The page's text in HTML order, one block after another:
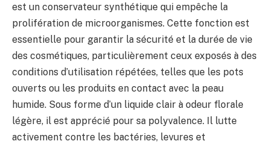
est un conservateur synthétique qui empêche la
prolifération de microorganismes. Cette fonction est
essentielle pour garantir la sécurité et la durée de vie
des cosmétiques, particulièrement ceux exposés à des
conditions d’utilisation répétées, telles que les pots
ouverts ou les produits en contact avec la peau
humide. Sous forme d’un liquide clair à odeur florale
légère, il est apprécié pour sa polyvalence. Il lutte
activement contre les bactéries, levures et